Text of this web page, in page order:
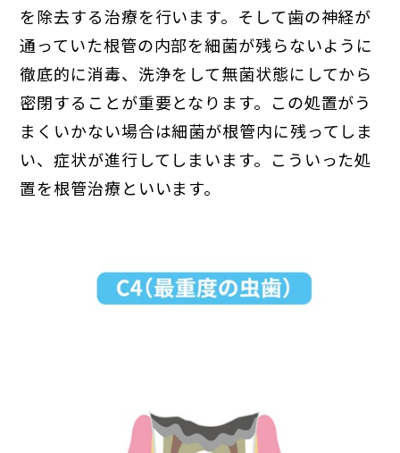
を除去する治療を行います。そして歯の神経が
通っていた根管の内部を細菌が残らないように
徹底的に消毒、洗浄をして無菌状態にしてから
密閉することが重要となります。この処置がう
まくいかない場合は細菌が根管内に残ってしま
い、症状が進行してしまいます。こういった処
置を根管治療といいます。